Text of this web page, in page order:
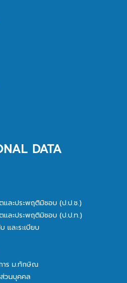
DATA
และประพฤติมิชอบ (ป.ป.ช.)
และประพฤติมิชอบ (ป.ป.ท.)
และระเบียบ
าร ม.ทักษิณ
วนบุคคล